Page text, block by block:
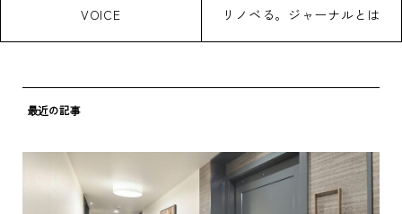
VOICE リノベる。ジャーナルとは
最近の記事